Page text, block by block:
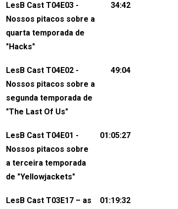
pensar (e rir) sobre amor sáfico!Você
também pode participar dessa
conversa mandando sugestões de
pauta, comentários, perguntas ou
e-mail para podcast@lesbout.com.br. E
não esqueça de visitar nosso site e
sociais:Twitter: ⁠⁠⁠⁠@lesbout_br⁠⁠⁠⁠ Instagram:
do LesB Cast:Apresentação de
Karolen Passos
(⁠⁠⁠⁠⁠⁠@KarolenPassos⁠⁠⁠⁠⁠⁠)Participação de
Pollyelly FlorêncioEdição de Naiady
LesB Cast T04E03 -
Nossos pitacos sobre a
quarta temporada de
"Hacks"
34:42
LesB Cast T04E02 -
Nossos pitacos sobre a
segunda temporada de
"The Last Of Us"
49:04
LesB Cast T04E01 -
Nossos pitacos sobre
a terceira temporada
de "Yellowjackets"
01:05:27
LesB Cast T03E17 – as
01:19:32